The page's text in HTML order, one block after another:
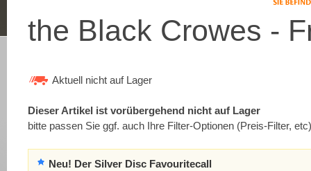
the Black Crowes -
Aktuell nicht auf Lager
Dieser Artikel ist vorübergehend nicht auf Lager
bitte passen Sie ggf. auch Ihre Filter-Optionen (Preis-Filter,
Neu! Der Silver Disc Favouritecall